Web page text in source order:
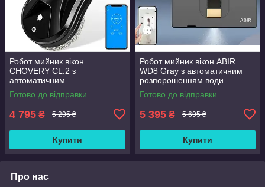
Робот мийник вікон
CHOVERY CL.2 з
автоматичним
розпорошенням води
Готово до відправки
4 795 ₴ 5 295 ₴
Купити
Робот мийник вікон ABIR
WD8 Gray з автоматичним
розпорошенням води
Готово до відправки
5 395 ₴ 5 695 ₴
Купити
Про нас